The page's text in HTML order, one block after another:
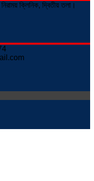
ক্লিনিক, দ্বিতীয় তলা।